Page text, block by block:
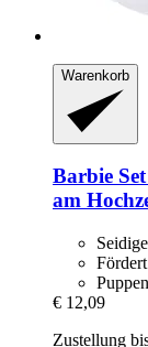
Warenkorb
Barbie
am
€ 12,09
Zustellung